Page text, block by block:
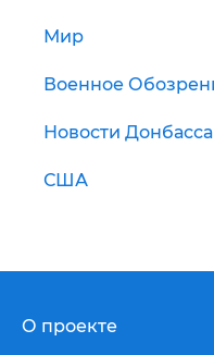
Мир
Военное
Новости Донбасса
США
О проекте